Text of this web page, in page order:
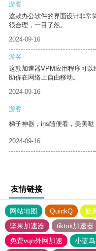
游客
这款办公软件的界面设计非常
很合理，一目了然。
2024-09-16
游客
这款加速器VPM应用程序可
助你在网络上自由移动。
2024-09-16
游客
梯子神器，ins随便看，美美哒
2024-09-16
友情链接
网站地图 QuickQ 旋
坚果加速器
tiktok加速器
免费vqn外网加速
小蓝鸟